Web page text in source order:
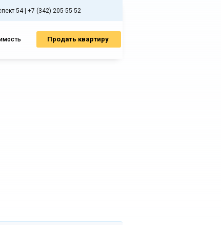
54 | +7 (342) 205-55-52
Продать квартиру